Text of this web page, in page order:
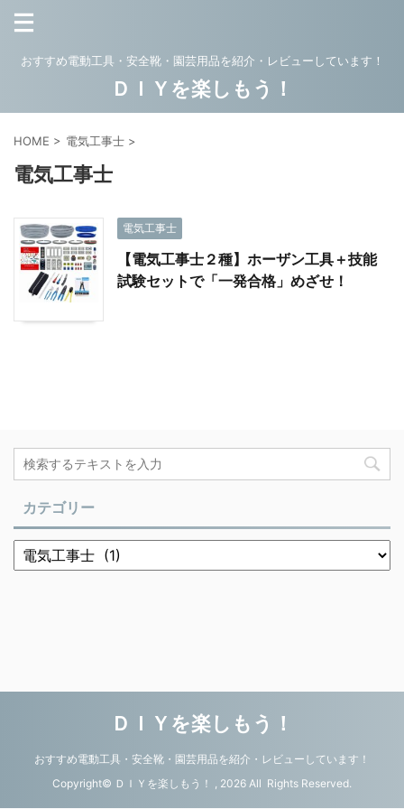
おすすめ電動工具・安全靴・園芸用品を紹介・レビューしています！
ＤＩＹを楽しもう！
HOME > 電気工事士 >
電気工事士
電気工事士
【電気工事士２種】ホーザン工具＋技能
試験セットで「一発合格」めざせ！
カテゴリー
ＤＩＹを楽しもう！
おすすめ電動工具・安全靴・園芸用品を紹介・レビューしています！
Copyright© ＤＩＹを楽しもう！ , 2026 All Rights Reserved.